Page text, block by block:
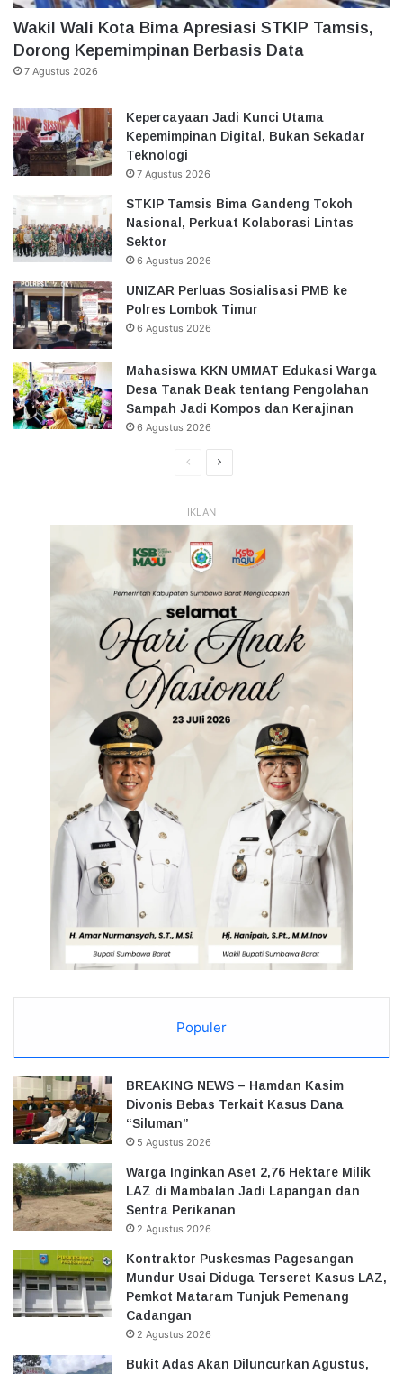
Wakil Wali Kota Bima Apresiasi STKIP Tamsis,
Dorong Kepemimpinan Berbasis Data
7 Agustus 2026
Kepercayaan Jadi Kunci Utama
Kepemimpinan Digital, Bukan Sekadar
Teknologi
7 Agustus 2026
STKIP Tamsis Bima Gandeng Tokoh
Nasional, Perkuat Kolaborasi Lintas
Sektor
6 Agustus 2026
UNIZAR Perluas Sosialisasi PMB ke
Polres Lombok Timur
6 Agustus 2026
Mahasiswa KKN UMMAT Edukasi Warga
Desa Tanak Beak tentang Pengolahan
Sampah Jadi Kompos dan Kerajinan
6 Agustus 2026
HalamanHalaman
IKLAN
Populer
BREAKING NEWS – Hamdan Kasim
Divonis Bebas Terkait Kasus Dana
“Siluman”
5 Agustus 2026
Warga Inginkan Aset 2,76 Hektare Milik
LAZ di Mambalan Jadi Lapangan dan
Sentra Perikanan
2 Agustus 2026
Kontraktor Puskesmas Pagesangan
Mundur Usai Diduga Terseret Kasus LAZ,
Pemkot Mataram Tunjuk Pemenang
Cadangan
2 Agustus 2026
Bukit Adas Akan Diluncurkan Agustus,